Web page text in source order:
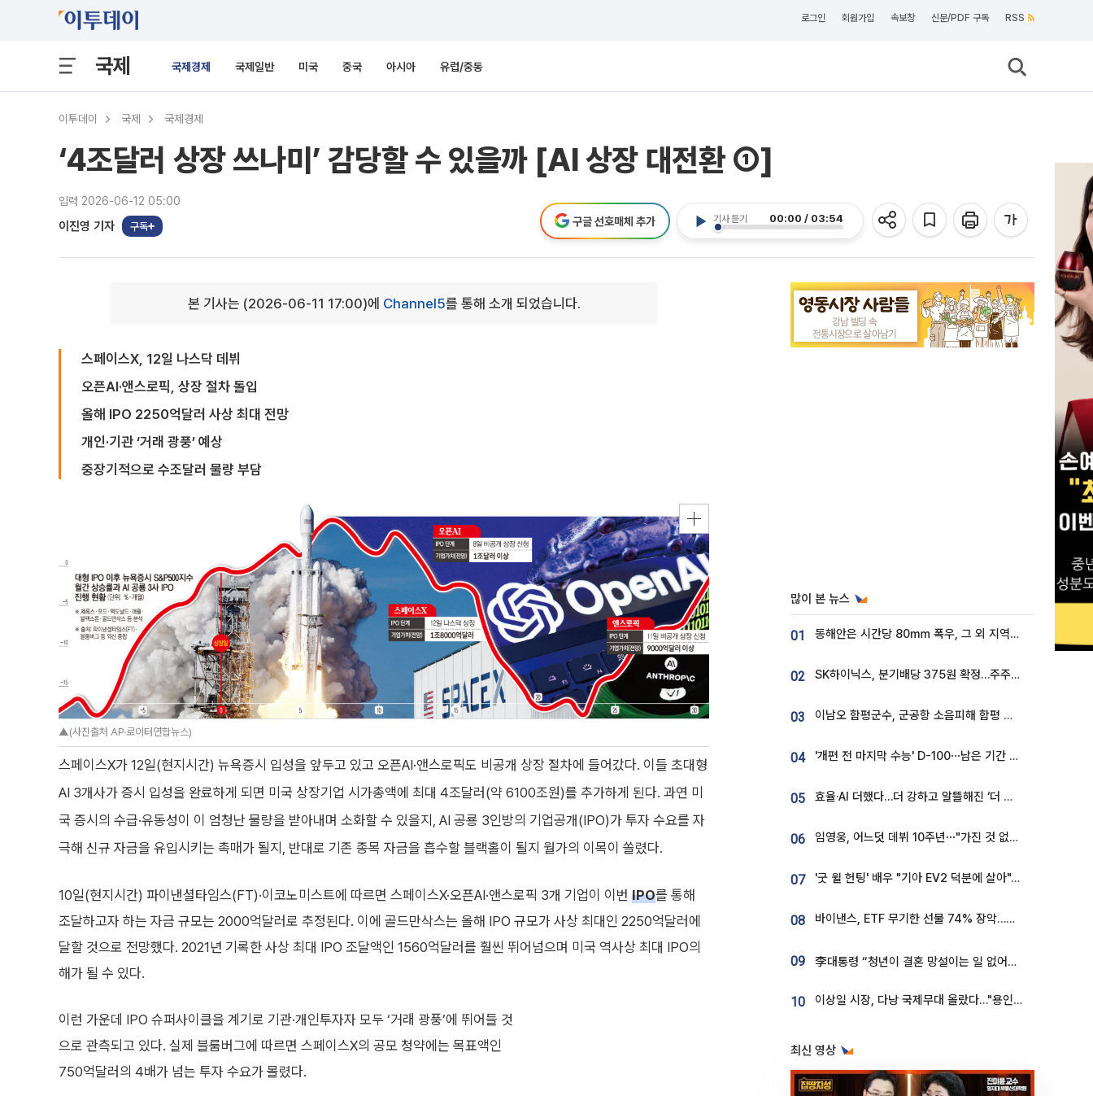
로그인 회원가입 속보창 신문/PDF 구독 RSS
국제 국제경제 국제일반 미국 중국 아시아 유럽/중동
이투데이 국제 국제경제
‘4조달러 상장 쓰나미’ 감당할 수 있을까 [AI 상장 대전환 ①]
입력 2026-06-12 05:00
이진영 기자 구독
기사 듣기 00:00 / 03:54
구글 선호매체 추가
본 기사는 (2026-06-11 17:00)에 Channel5를 통해 소개 되었습니다.
스페이스X, 12일 나스닥 데뷔
오픈AI·앤스로픽, 상장 절차 돌입
올해 IPO 2250억달러 사상 최대 전망
개인·기관 ‘거래 광풍’ 예상
중장기적으로 수조달러 물량 부담
▲(사진출처 AP·로이터연합뉴스)
스페이스X가 12일(현지시간) 뉴욕증시 입성을 앞두고 있고 오픈AI·앤스로픽도 비공개 상장 절차에 들어갔다. 이들 초대형
AI 3개사가 증시 입성을 완료하게 되면 미국 상장기업 시가총액에 최대 4조달러(약 6100조원)를 추가하게 된다. 과연 미
국 증시의 수급·유동성이 이 엄청난 물량을 받아내며 소화할 수 있을지, AI 공룡 3인방의 기업공개(IPO)가 투자 수요를 자
극해 신규 자금을 유입시키는 촉매가 될지, 반대로 기존 종목 자금을 흡수할 블랙홀이 될지 월가의 이목이 쏠렸다.
10일(현지시간) 파이낸셜타임스(FT)·이코노미스트에 따르면 스페이스X·오픈AI·앤스로픽 3개 기업이 이번 IPO를 통해
조달하고자 하는 자금 규모는 2000억달러로 추정된다. 이에 골드만삭스는 올해 IPO 규모가 사상 최대인 2250억달러에
달할 것으로 전망했다. 2021년 기록한 사상 최대 IPO 조달액인 1560억달러를 훨씬 뛰어넘으며 미국 역사상 최대 IPO의
해가 될 수 있다.
이런 가운데 IPO 슈퍼사이클을 계기로 기관·개인투자자 모두 ‘거래 광풍’에 뛰어들 것
으로 관측되고 있다. 실제 블룸버그에 따르면 스페이스X의 공모 청약에는 목표액인
750억달러의 4배가 넘는 투자 수요가 몰렸다.
많이 본 뉴스
01 동해안은 시간당 80㎜ 폭우, 그 외 지역은 폭염…‘극과 극 날씨’
02 SK하이닉스, 분기배당 375원 확정…주주환원책 9월로 앞당겨 발표
03 이남오 함평군수, 군공항 소음피해 함평 보상 요구
04 '개편 전 마지막 수능' D-100⋯남은 기간 성적 올릴 전략은
05 효율·AI 더했다…더 강하고 알뜰해진 ‘더 뉴 그랜저 하이브리드’ [ET의 모빌리티]
06 임영웅, 어느덧 데뷔 10주년⋯"가진 것 없던 시절, 내 앞엔 20명의 팬뿐"
07 '굿 윌 헌팅' 배우 "기아 EV2 덕분에 살아"…교통사고 후 안전성 극찬
08 바이낸스, ETF 무기한 선물 74% 장악…한국 레버리지 ETF 거래 급증 [e가상자산]
09 李대통령 “청년이 결혼 망설이는 일 없어야...제도상 불이익 조사”
10 이상일 시장, 다낭 국제무대 올랐다…"용인, 세계 최대 반도체 도시 된다"
최신 영상